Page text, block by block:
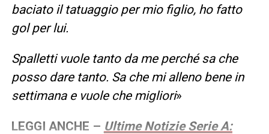
baciato il tatuaggio per mio figlio, ho fatto
gol per lui.
Spalletti vuole tanto da me perché sa che
posso dare tanto. Sa che mi alleno bene in
settimana e vuole che migliori»
LEGGI ANCHE – Ultime Notizie Serie A: